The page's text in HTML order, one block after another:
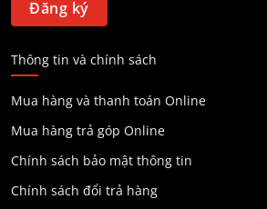
Thông tin và chính sách
Mua hàng và thanh toán Online
Mua hàng trả góp Online
Chính sách bảo mật thông tin
Chính sách đổi trả hàng